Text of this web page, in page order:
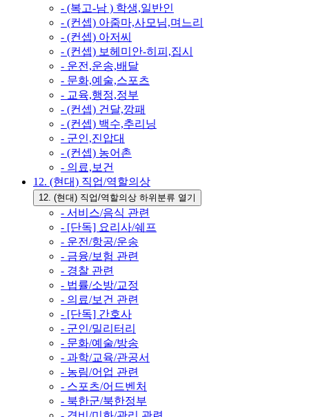
- (복고-남 ) 학생,일반인
- (컨셉) 아줌마,사모님,며느리
- (컨셉) 아저씨
- (컨셉) 보헤미안-히피,집시
- 운전,운송,배달
- 문화,예술,스포츠
- 교육,행정,정부
- (컨셉) 건달,깡패
- (컨셉) 백수,추리닝
- 군인,진압대
- (컨셉) 농어촌
- 의료,보건
12. (현대) 직업/역할의상
12. (현대) 직업/역할의상 하위분류 열기
- 서비스/음식 관련
- [단독] 요리사/쉐프
- 운전/항공/운송
- 금융/보험 관련
- 경찰 관련
- 법률/소방/교정
- 의료/보건 관련
- [단독] 간호사
- 군인/밀리터리
- 문화/예술/방송
- 과학/교육/관공서
- 농림/어업 관련
- 스포츠/어드벤처
- 북한군/북한정부